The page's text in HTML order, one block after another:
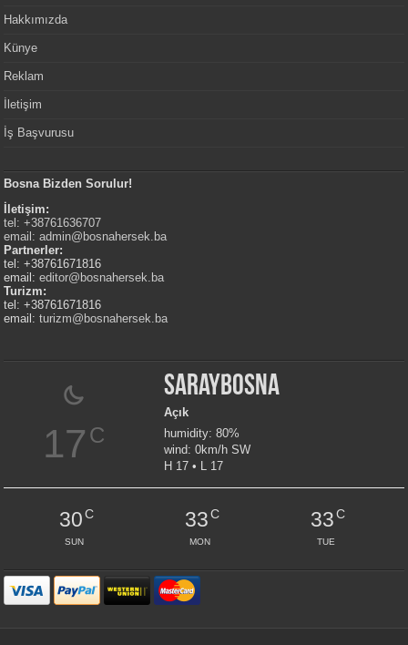
Hakkımızda
Künye
Reklam
İletişim
İş Başvurusu
Bosna Bizden Sorulur!
İletişim:
tel: +38761636707
email:admin@bosnahersek.ba
Partnerler:
tel: +38761671816
email:editor@bosnahersek.ba
Turizm:
tel: +38761671816
email:turizm@bosnahersek.ba
17 C
Saraybosna
Açık
humidity: 80%
wind: 0km/h SW
H 17 • L 17
30C
SUN
33C
MON
33C
TUE